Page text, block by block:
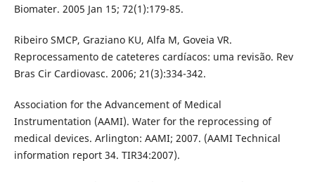
Biomater. 2005 Jan 15; 72(1):179-85.
Ribeiro SMCP, Graziano KU, Alfa M, Goveia VR.
Reprocessamento de cateteres cardíacos: uma revisão. Rev
Bras Cir Cardiovasc. 2006; 21(3):334-342.
Association for the Advancement of Medical
Instrumentation (AAMI). Water for the reprocessing of
medical devices. Arlington: AAMI; 2007. (AAMI Technical
information report 34. TIR34:2007).